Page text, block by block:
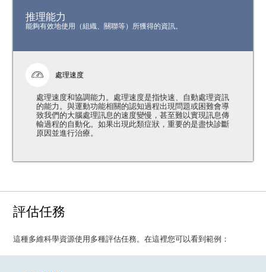
推理能力
能夠有效地使用（組織、關聯等）所獲得的資訊。
處理速度
處理速度和協調能力。處理速度是指快速、自動處理資訊
的能力。與運動功能相關的認知過程出現問題或困難會導
致我們的大腦處理訊息的速度變慢，甚至難以實現訊息傳
輸過程的自動化。如果出現此類症狀，重要的是盡快診斷
原因並進行治療。
評估任務
這種多維科學資源使用多種評估任務。在這裡您可以看到範例：